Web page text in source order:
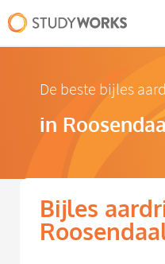
De beste bijles
in
Bijles